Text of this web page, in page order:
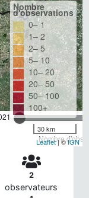
Nombre
Nombre
d'observations
0– 1
1– 2
2– 5
5– 10
10– 20
20– 50
50– 100
100+
30 km
Leaflet| ©IGN
2
observateurs